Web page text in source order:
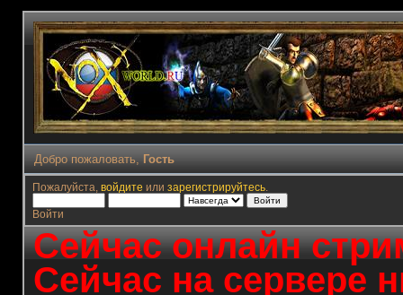
Добро пожаловать, Гость
Пожалуйста, войдите или зарегистрируйтесь.
Войти
Сейчас онлайн
Сейчас на сервере